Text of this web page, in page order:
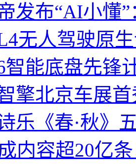
发布“AI小懂
无人驾驶原
智能底盘先锋
擎北京车展
乐《春·秋》
内容超20亿